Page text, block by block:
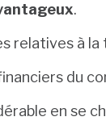
.
relatives à la
du
en se